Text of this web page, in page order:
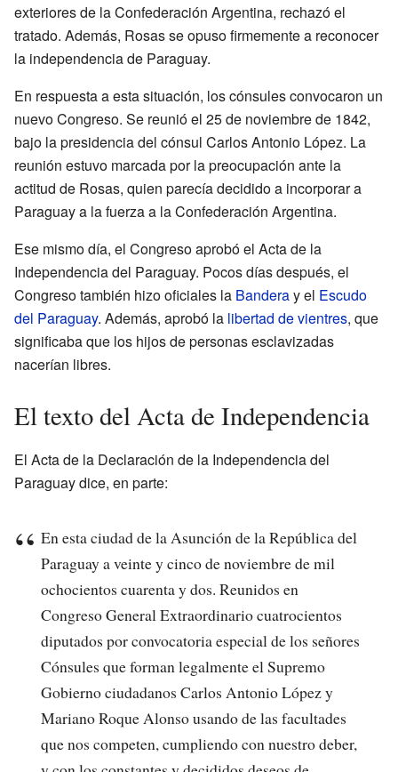
exteriores de la Confederación Argentina, rechazó el
tratado. Además, Rosas se opuso firmemente a reconocer
la independencia de Paraguay.
En respuesta a esta situación, los cónsules convocaron un
nuevo Congreso. Se reunió el 25 de noviembre de 1842,
bajo la presidencia del cónsul Carlos Antonio López. La
reunión estuvo marcada por la preocupación ante la
actitud de Rosas, quien parecía decidido a incorporar a
Paraguay a la fuerza a la Confederación Argentina.
Ese mismo día, el Congreso aprobó el Acta de la
Independencia del Paraguay. Pocos días después, el
Congreso también hizo oficiales la Banderay el Escudo
del Paraguay. Además, aprobó la libertad de vientres, que
significaba que los hijos de personas esclavizadas
nacerían libres.
El texto del Acta de Independencia
El Acta de la Declaración de la Independencia del
Paraguay dice, en parte:
En esta ciudad de la Asunción de la República del
Paraguay a veinte y cinco de noviembre de mil
ochocientos cuarenta y dos. Reunidos en
Congreso General Extraordinario cuatrocientos
diputados por convocatoria especial de los señores
Cónsules que forman legalmente el Supremo
Gobierno ciudadanos Carlos Antonio López y
Mariano Roque Alonso usando de las facultades
que nos competen, cumpliendo con nuestro deber,